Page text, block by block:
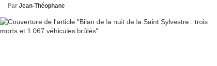
Par Jean-Théophane